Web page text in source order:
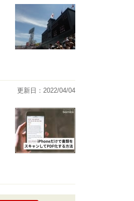
更新日：2022/04/04